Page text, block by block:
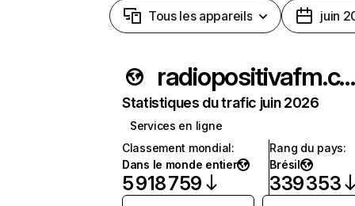
Tous les appareils juin
Statistiques du trafic juin 2026
Services en ligne
Classement mondial:
Dans le monde entier
5 918 759
Rang du pays:
Brésil
339 353